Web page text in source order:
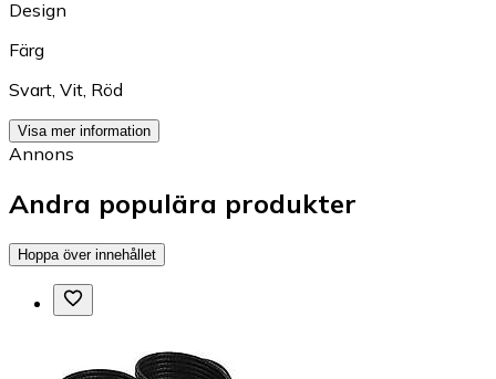
Design
Färg
Svart, Vit, Röd
Visa mer information
Annons
Andra populära produkter
Hoppa över innehållet